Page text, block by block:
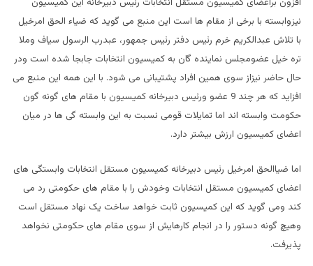
نیزوابسته با برخی از مقام ها است این منبع می گوید که ضیاء الحق امرخیل
با تلاش عبدالکریم خرم رئیس دفتر رئیس جمهور، عبدرب الرسول سیاف وملا
تره خیل عضومجلس نماینده گان به کمیسیون انتخابات جابجا شده است ودر
حال حاضر نیزاز سوی همین افراد پشتیبانی می شود. با این همه این منبع می
افزاید که هر چند 9 عضو ورئیس دبیرخانه کمیسیون با مقام های گونه گون
حکومت وابسته اند اما تمایلات قومی نسبت به این وابسته گی ها در میان
اعضای کمیسیون ارزش بیشتر دارد.
اما ضیاالحق امرخیل رئیس دبیرخانه کمیسیون مستقل انتخابات وابستگی های
اعضای کمیسیون مستقل انتخابات وخودش را با مقام های حکومتی رد می
کند ومی گوید که این کمیسیون ثابت خواهد ساخت یک نهاد مستقل است
وهیچ گونه دستور را در انجام کارهایش از سوی مقام های حکومتی نخواهد
پذیرفت.